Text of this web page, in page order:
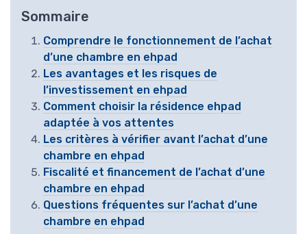
Sommaire
Comprendre le fonctionnement de l’achat
d’une chambre en ehpad
Les avantages et les risques de
l’investissement en ehpad
Comment choisir la résidence ehpad
adaptée à vos attentes
Les critères à vérifier avant l’achat d’une
chambre en ehpad
Fiscalité et financement de l’achat d’une
chambre en ehpad
Questions fréquentes sur l’achat d’une
chambre en ehpad